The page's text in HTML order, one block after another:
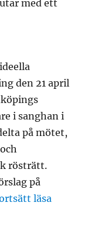
med ett
den 21 april
i sanghan i
på mötet,
rösträtt.
på
läsa